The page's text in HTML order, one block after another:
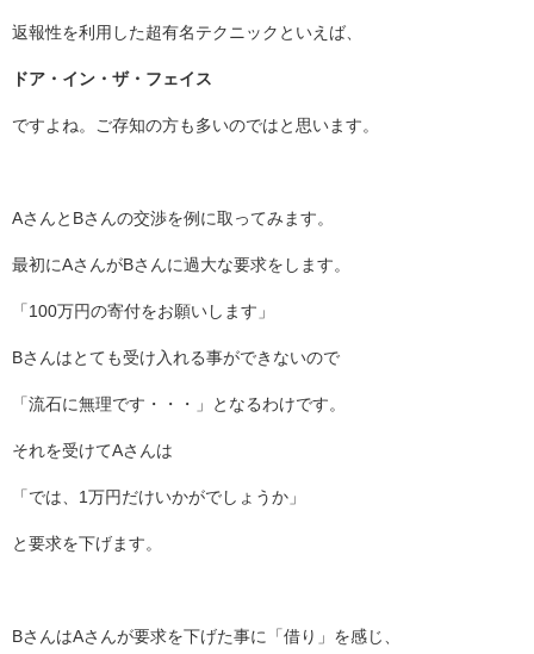
返報性を利用した超有名テクニックといえば、
ドア・イン・ザ・フェイス
ですよね。ご存知の方も多いのではと思います。
AさんとBさんの交渉を例に取ってみます。
最初にAさんがBさんに過大な要求をします。
「100万円の寄付をお願いします」
Bさんはとても受け入れる事ができないので
「流石に無理です・・・」となるわけです。
それを受けてAさんは
「では、1万円だけいかがでしょうか」
と要求を下げます。
BさんはAさんが要求を下げた事に「借り」を感じ、